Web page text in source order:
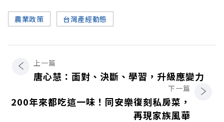
農業政策 台灣產經動態
上一篇
唐心慧：面對、決斷、學習，升級應變力
下一篇
200年來都吃這一味！同安樂復刻私房菜，
再現家族風華